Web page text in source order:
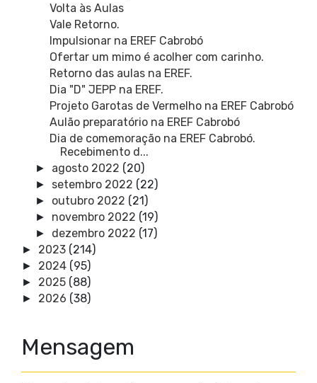
Volta às Aulas
Vale Retorno.
Impulsionar na EREF Cabrobó
Ofertar um mimo é acolher com carinho.
Retorno das aulas na EREF.
Dia "D" JEPP na EREF.
Projeto Garotas de Vermelho na EREF Cabrobó
Aulão preparatório na EREF Cabrobó
Dia de comemoração na EREF Cabrobó.
Recebimento d...
► agosto 2022 (20)
► setembro 2022 (22)
► outubro 2022 (21)
► novembro 2022 (19)
► dezembro 2022 (17)
► 2023 (214)
► 2024 (95)
► 2025 (88)
► 2026 (38)
Mensagem